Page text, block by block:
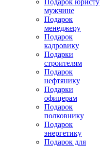
Подарок юристу
мужчине
Подарок
менеджеру
Подарок
кадровику
Подарки
строителям
Подарок
нефтянику
Подарки
офицерам
Подарок
полковнику
Подарок
энергетику
Подарок для